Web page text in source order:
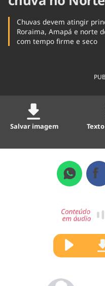
Chuvas devem atingir
Roraima, Amapá e norte
com tempo firme e seco
Salvar imagem